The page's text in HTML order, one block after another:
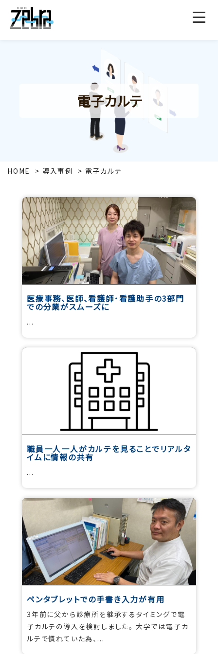
電子カルテ
HOME 導入事例 電子カルテ
医療事務、医師、看護師･看護助手の3部門
での分業がスムーズに
...
職員一人一人がカルテを見ることでリアルタ
イムに情報の共有
...
ペンタブレットでの手書き入力が有用
3年前に父から診療所を継承するタイミングで電
子カルテの導入を検討しました。 大学では電子カ
ルテで慣れていた為、...